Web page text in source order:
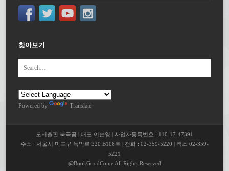
찾아보기
Powered by Translate
도서출판 북극곰 | 대표 이순영 | 사업자등록번호 : 110-17-47391
주소 : 서울시 마포구 독막로 320 B106호 | 전화 : 02-359-5220 | 팩스 02-359-
5221
@BookGoodCome All Rights Reserved